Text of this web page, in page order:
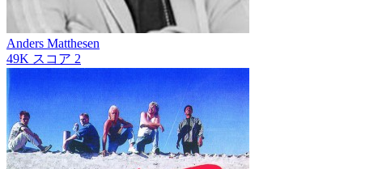
Anders Matthesen
49K スコア 2